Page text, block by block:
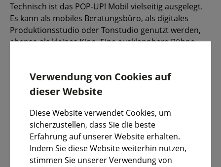
Verwendung von Cookies auf
dieser Website
Diese Website verwendet Cookies, um
sicherzustellen, dass Sie die beste
Erfahrung auf unserer Website erhalten.
Indem Sie diese Website weiterhin nutzen,
stimmen Sie unserer Verwendung von
Technisch ist das POP-UP! Mobil vielseitig ausgelegt.
Es kann als mobiles Beratungsbüro, als digitales
Produktionsstudio oder Tonstudio genutzt werden,
ebenso als kleines Kino. Eine ausklappbare Bühne
auch dort, wo keine feste Infrastruktur vorhanden ist.
Die modulare Ausstattung erlaubt es, Technik und
anzupassen – vom kompakten Workshop- Format bis
zur öffentlichen Präsentation. Technik wird hier
bewusst als Mittel verstanden, um kulturelle Ideen
praktisch realisierbar zu machen.